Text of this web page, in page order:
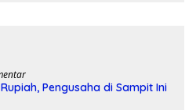
Pengusaha di Sampit Ini